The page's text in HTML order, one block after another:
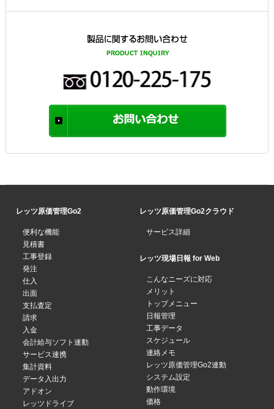
レッツ原価管理Go2
便利な機能
見積書
工事登録
発注
仕入
出面
支払査定
請求
入金
会計給与ソフト連動
サービス連携
集計資料
データ入出力
アドオン
レッツドライブ
レッツ原価管理Go2クラウド
サービス詳細
レッツ現場日報 for Web
こんなニーズに対応
メリット
トップメニュー
日報管理
工事データ
スケジュール
連絡メモ
レッツ原価管理Go2連動
システム設定
動作環境
価格